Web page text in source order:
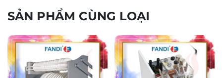
SẢN PHẨM CÙNG LOẠI